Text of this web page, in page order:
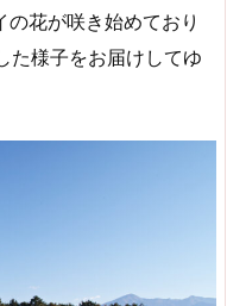
花が咲き始めており
た様子をお届けしてゆ